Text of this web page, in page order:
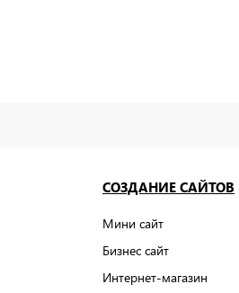
СОЗДАНИЕ САЙТОВ
Мини сайт
Бизнес сайт
Интернет-магазин